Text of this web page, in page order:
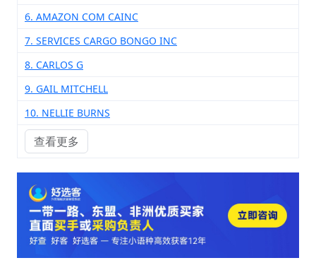
6. AMAZON COM CAINC
7. SERVICES CARGO BONGO INC
8. CARLOS G
9. GAIL MITCHELL
10. NELLIE BURNS
查看更多